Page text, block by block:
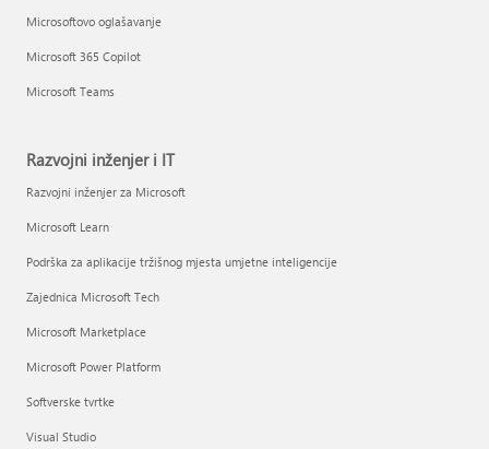
Microsoftovo oglašavanje
Microsoft 365 Copilot
Microsoft Teams
Razvojni inženjer i IT
Razvojni inženjer za Microsoft
Microsoft Learn
Podrška za aplikacije tržišnog mjesta umjetne inteligencije
Zajednica Microsoft Tech
Microsoft Marketplace
Microsoft Power Platform
Softverske tvrtke
Visual Studio